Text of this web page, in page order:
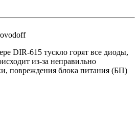
DIR-615 тускло горят все диоды,
из-за неправильно
повреждения блока питания (БП)